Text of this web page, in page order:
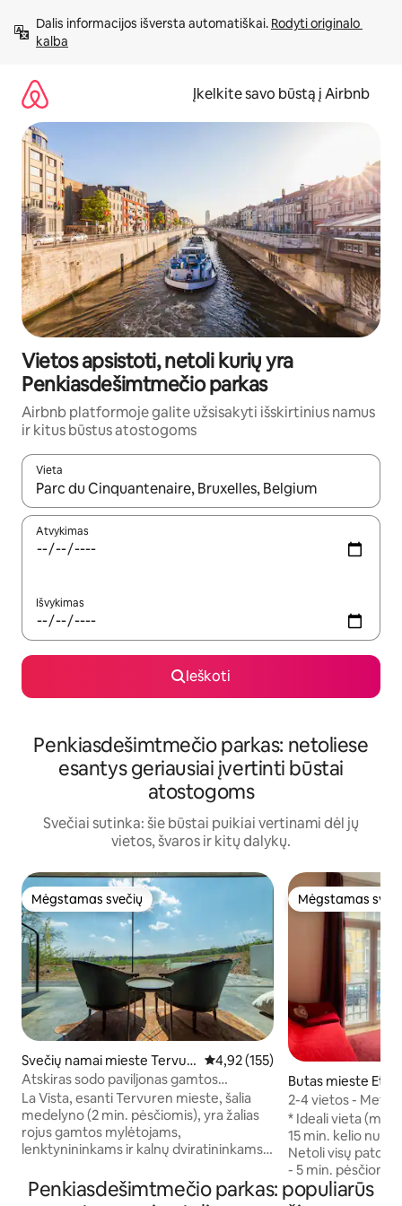
prie
turinio
Dalis informacijos išversta automatiškai. Rodyti originalo
kalba
Įkelkite savo būstą į Airbnb
Vietos apsistoti, netoli kurių yra
Penkiasdešimtmečio parkas
Airbnb platformoje galite užsisakyti išskirtinius namus
ir kitus būstus atostogoms
Vieta
Kai pasirodys paieškos rezultatai, juos naršyti galite
Atvykimas
Išvykimas
Ieškoti
Penkiasdešimtmečio parkas: netoliese
esantys geriausiai įvertinti būstai
atostogoms
Svečiai sutinka: šie būstai puikiai vertinami dėl jų
vietos, švaros ir kitų dalykų.
Mėgstamas svečių
Mėgstamas svečių
Svečių namai mieste Tervur
en
Vidutinis įvertinimas: 4,92 iš 5,
4,92 (155)
Atskiras sodo paviljonas gamtos
apsuptyje
La Vista, esanti Tervuren mieste, šalia
medelyno (2 min. pėsčiomis), yra žalias
rojus gamtos mylėtojams,
lenktynininkams ir kalnų dviratininkams
prie gamtos, kartu su komfortu ir šalies
pojūčiu netoliese (Briuselis, Leuven ir
Mėgstamas
Mėgstamas
Butas mieste
2-4 vietos -
Cinquentenaire
* Ideali vieta
15 min. kelio nuo
Netoli visų
- 5 min.
galima pasistatyti
Penkiasdešimtmečio parkas: populiarūs